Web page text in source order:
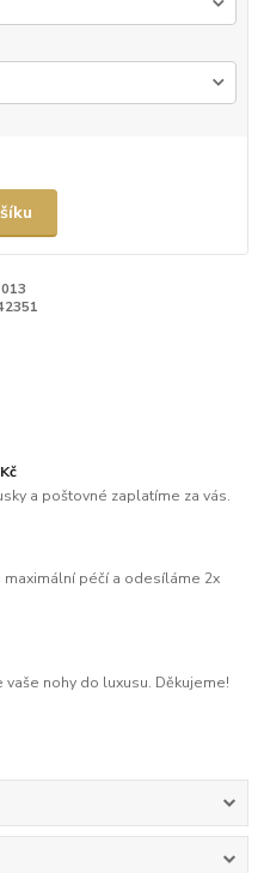
a poštovné zaplatíme za vás.
péčí a odesíláme 2x
nohy do luxusu. Děkujeme!